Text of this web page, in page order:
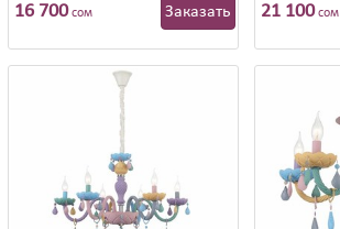
16 700сом Заказать 21 100сом